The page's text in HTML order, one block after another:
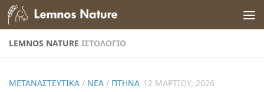
Skip to content
LEMNOS NATURE ΙΣΤΟΛΌΓΙΟ
ΜΕΤΑΝΑΣΤΕΥΤΙΚΆ / ΝΈΑ / ΠΤΗΝΆ 12 ΜΑΡΤΊΟΥ, 2026